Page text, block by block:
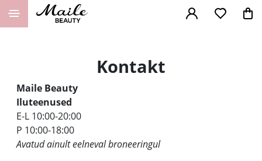
Kontakt
Maile Beauty
Iluteenused
E-L 10:00-20:00
P 10:00-18:00
Avatud ainult eelneval broneeringul